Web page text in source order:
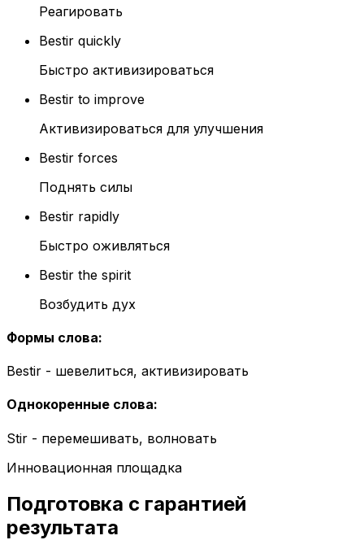
Реагировать
Bestir quickly
Быстро активизироваться
Bestir to improve
Активизироваться для улучшения
Bestir forces
Поднять силы
Bestir rapidly
Быстро оживляться
Bestir the spirit
Возбудить дух
Формы слова:
Bestir - шевелиться, активизировать
Однокоренные слова:
Stir - перемешивать, волновать
Инновационная площадка
Подготовка с гарантией
результата